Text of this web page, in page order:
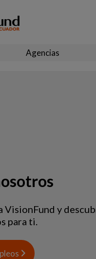
Agencias
VisionFund y
para ti.